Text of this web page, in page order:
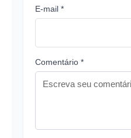
E-mail *
Comentário *